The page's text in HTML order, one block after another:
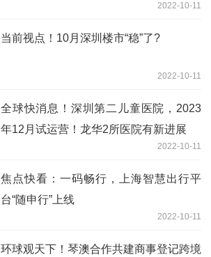
2022-10-11
当前视点！10月深圳楼市“稳”了?
2022-10-11
全球快消息！深圳第二儿童医院，2023
年12月试运营！龙华2所医院有新进展
2022-10-11
焦点快看：一码畅行，上海智慧出行平
台“随申行”上线
2022-10-11
环球观天下！琴澳合作共建商事登记跨境